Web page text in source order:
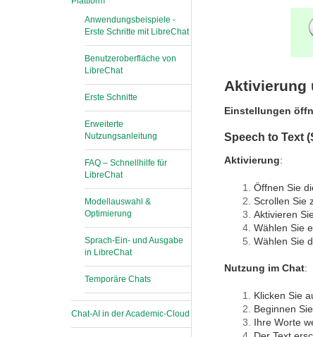
Anwendungsbeispiele -
Erste Schritte mit LibreChat
Benutzeroberfläche von
LibreChat
Erste Schnitte
Erweiterte
Nutzungsanleitung
FAQ – Schnellhilfe für
LibreChat
Modellauswahl &
Optimierung
Sprach-Ein- und Ausgabe
in LibreChat
Temporäre Chats
Chat-AI in der Academic-Cloud
Aktivierung
Einstellungen
Speech to Text
Aktivierung:
Öffnen Sie
Scrollen Sie
Aktivieren
Wählen Sie
Wählen Sie
Nutzung im Chat:
Klicken Sie
Beginnen
Ihre Worte